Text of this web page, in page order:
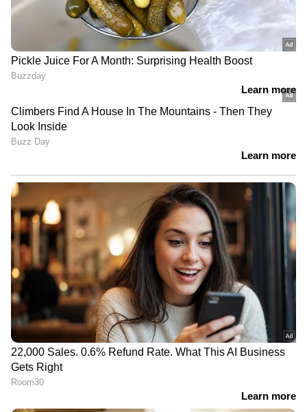
ബിജെപിക്ക് തിരിച്ചടി | Naranganam
Panchayat | BJP
അമിത് ഷാ എവിടെ? രാജ്യസഭയിൽ
Parliament